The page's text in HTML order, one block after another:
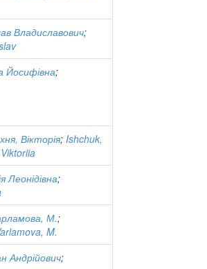
Владиславович;
Йосифівна;
Вікторія;Ishchuk,
Леонідівна;
М.;
M.
Андрійович;